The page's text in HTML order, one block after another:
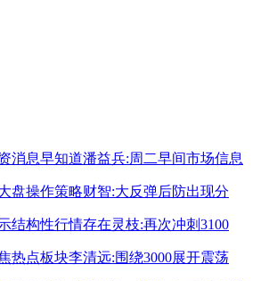
消息早知道潘益兵:周二早间市场信息
盘操作策略财智:大反弹后防出现分
结构性行情存在灵枝:再次冲刺3100
热点板块李清远:围绕3000展开震荡